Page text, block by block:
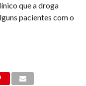
que a droga
pacientes com o